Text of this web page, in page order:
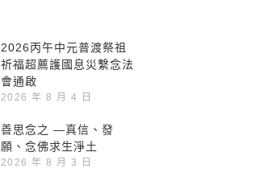
2026丙午中元普渡祭祖
祈福超薦護國息災繫念法
會通啟
2026 年 8 月 4 日
善思念之 —真信、發
願、念佛求生淨土
2026 年 8 月 3 日